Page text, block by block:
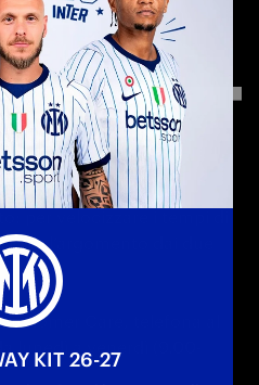
per velocizzare i tempi di
l’argomento dai due
Care, telefona al
lunedì a venerdì (9.00-
KIT 26-27